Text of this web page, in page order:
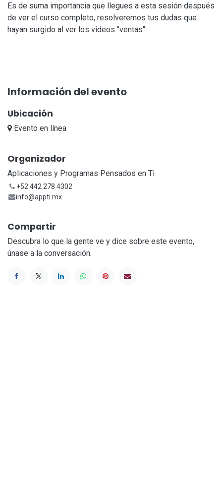
Es de suma importancia que llegues a esta sesión después
de ver el curso completo, resolveremos tus dudas que
hayan surgido al ver los videos "ventas".
Información del evento
Ubicación
Evento en línea
Organizador
Aplicaciones y Programas Pensados en Ti
+52 442 278 4302
info@appti.mx
Compartir
Descubra lo que la gente ve y dice sobre este evento,
únase a la conversación.